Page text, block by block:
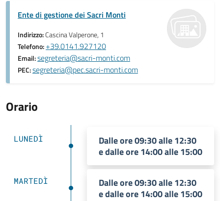
Ente di gestione dei Sacri Monti
Indirizzo:Cascina Valperone, 1
Telefono:+39.0141.927120
Email:segreteria@sacri-monti.com
PEC:segreteria@pec.sacri-monti.com
Orario
LUNEDÌ
Dalle ore 09:30 alle 12:30
e dalle ore 14:00 alle 15:00
MARTEDÌ
Dalle ore 09:30 alle 12:30
e dalle ore 14:00 alle 15:00